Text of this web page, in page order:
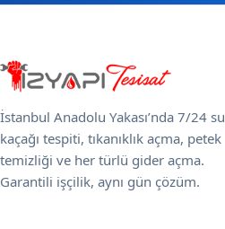
İstanbul Anadolu Yakası’nda 7/24 su
kaçağı tespiti, tıkanıklık açma, petek
temizliği ve her türlü gider açma.
Garantili işçilik, aynı gün çözüm.